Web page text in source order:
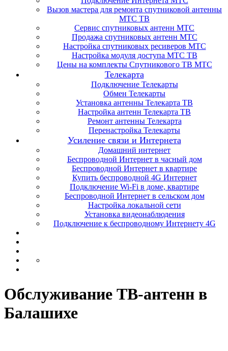
Вызов мастера для ремонта спутниковой антенны
МТС ТВ
Сервис спутниковых антенн МТС
Продажа спутниковых антенн МТС
Настройка спутниковых ресиверов МТС
Настройка модуля доступа МТС ТВ
Цены на комплекты Спутникового ТВ МТС
Телекарта
Подключение Телекарты
Обмен Телекарты
Установка антенны Телекарта ТВ
Настройка антенн Телекарта ТВ
Ремонт антенны Телекарта
Перенастройка Телекарты
Усиление связи и Интернета
Домашний интернет
Беспроводной Интернет в часный дом
Беспроводной Интернет в квартире
Купить беспроводной 4G Интернет
Подключение Wi-Fi в доме, квартире
Беспроводной Интернет в сельском дом
Настройка локальной сети
Установка видеонаблюдения
Подключение к беспроводному Интернету 4G
Обслуживание ТВ-антенн в
Балашихе